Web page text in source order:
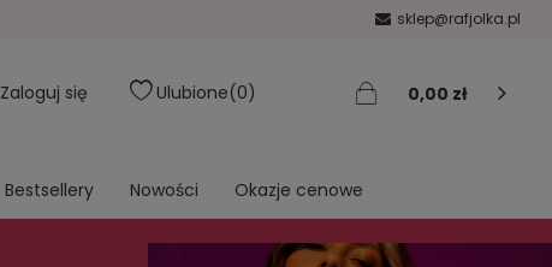
sklep@rafjolka.pl
Zaloguj się Ulubione 0 0,00 zł
Bestsellery Nowości Okazje cenowe